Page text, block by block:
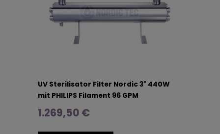
UV Sterilisator Filter Nordic 3" 440W
mit PHILIPS Filament 96 GPM
1.269,50 €